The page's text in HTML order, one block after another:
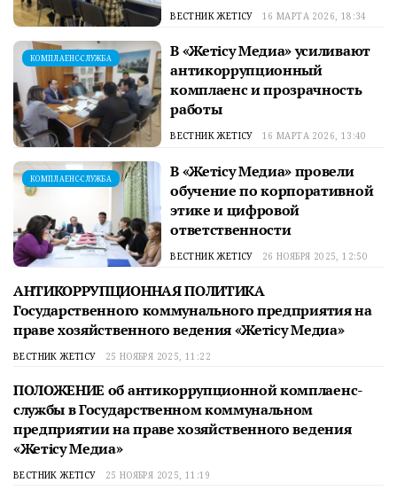
ВЕСТНИК ЖЕТІСУ 16 МАРТА 2026, 18:34
КОМПЛАЕНС-СЛУЖБА
В «Жетісу Медиа» усиливают
антикоррупционный
комплаенс и прозрачность
работы
ВЕСТНИК ЖЕТІСУ 16 МАРТА 2026, 13:40
КОМПЛАЕНС-СЛУЖБА
В «Жетісу Медиа» провели
обучение по корпоративной
этике и цифровой
ответственности
ВЕСТНИК ЖЕТІСУ 26 НОЯБРЯ 2025, 12:50
КОМПЛАЕНС-СЛУЖБА
АНТИКОРРУПЦИОННАЯ ПОЛИТИКА
Государственного коммунального предприятия на
праве хозяйственного ведения «Жетісу Медиа»
ВЕСТНИК ЖЕТІСУ 25 НОЯБРЯ 2025, 11:22
КОМПЛАЕНС-СЛУЖБА
ПОЛОЖЕНИЕ об антикоррупционной комплаенс-
службы в Государственном коммунальном
предприятии на праве хозяйственного ведения
«Жетісу Медиа»
ВЕСТНИК ЖЕТІСУ 25 НОЯБРЯ 2025, 11:19